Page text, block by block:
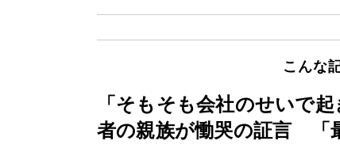
こんな
「そもそも会社のせいで
者の親族が慟哭の証言 「